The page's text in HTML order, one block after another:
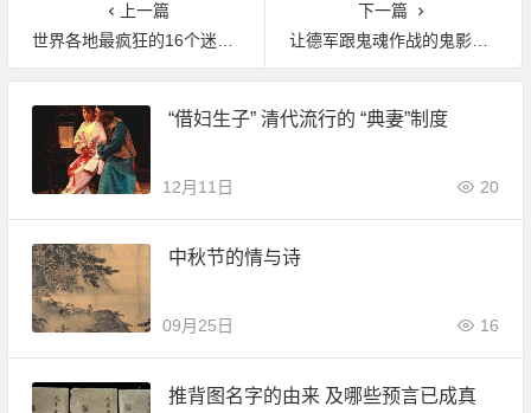
上一篇
世界各地最疯狂的16个迷信习俗 你知道吗
下一篇
让德军跟鬼魂作战的鬼影部队
“借妇生子” 清代流行的 “典妻”制度
12月11日 20
中秋节的情与诗
09月25日 16
推背图名字的由来 及哪些预言已成真